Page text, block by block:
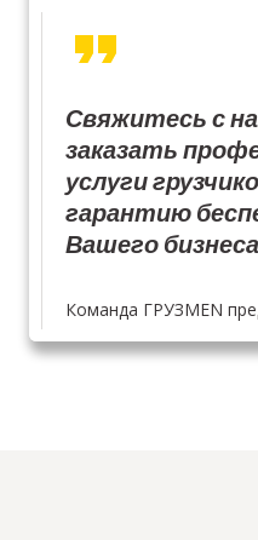
Свяжитесь с
заказать
услуги
гарантию
Вашего
Команда ГРУЗMEN